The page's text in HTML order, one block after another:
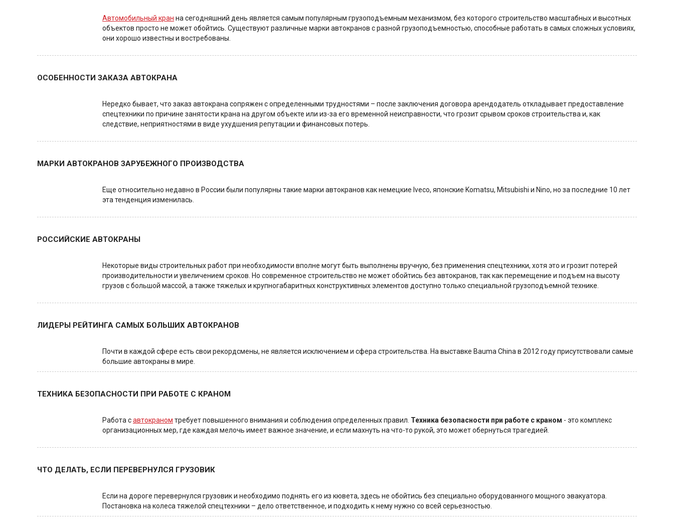
Автомобильный кран на сегодняшний день является самым популярным грузоподъемным механизмом, без которого строительство масштабных и высотных
объектов просто не может обойтись. Существуют различные марки автокранов с разной грузоподъемностью, способные работать в самых сложных условиях,
они хорошо известны и востребованы.
ОСОБЕННОСТИ ЗАКАЗА АВТОКРАНА
Нередко бывает, что заказ автокрана сопряжен с определенными трудностями – после заключения договора арендодатель откладывает предоставление
спецтехники по причине занятости крана на другом объекте или из-за его временной неисправности, что грозит срывом сроков строительства и, как
следствие, неприятностями в виде ухудшения репутации и финансовых потерь.
МАРКИ АВТОКРАНОВ ЗАРУБЕЖНОГО ПРОИЗВОДСТВА
Еще относительно недавно в России были популярны такие марки автокранов как немецкие Iveco, японские Komatsu, Mitsubishi и Nino, но за последние 10 лет
эта тенденция изменилась.
РОССИЙСКИЕ АВТОКРАНЫ
Некоторые виды строительных работ при необходимости вполне могут быть выполнены вручную, без применения спецтехники, хотя это и грозит потерей
производительности и увеличением сроков. Но современное строительство не может обойтись без автокранов, так как перемещение и подъем на высоту
грузов с большой массой, а также тяжелых и крупногабаритных конструктивных элементов доступно только специальной грузоподъемной технике.
ЛИДЕРЫ РЕЙТИНГА САМЫХ БОЛЬШИХ АВТОКРАНОВ
Почти в каждой сфере есть свои рекордсмены, не является исключением и сфера строительства. На выставке Bauma China в 2012 году присутствовали самые
большие автокраны в мире.
ТЕХНИКА БЕЗОПАСНОСТИ ПРИ РАБОТЕ С КРАНОМ
Работа савтокраном требует повышенного внимания и соблюдения определенных правил. Техника безопасности при работе с краном - это комплекс
организационных мер, где каждая мелочь имеет важное значение, и если махнуть на что-то рукой, это может обернуться трагедией.
ЧТО ДЕЛАТЬ, ЕСЛИ ПЕРЕВЕРНУЛСЯ ГРУЗОВИК
Если на дороге перевернулся грузовик и необходимо поднять его из кювета, здесь не обойтись без специально оборудованного мощного эвакуатора.
Постановка на колеса тяжелой спецтехники – дело ответственное, и подходить к нему нужно со всей серьезностью.